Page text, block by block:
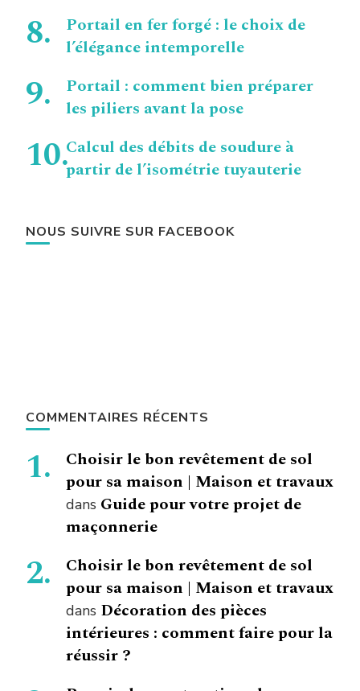
Portail en fer forgé : le choix de
l’élégance intemporelle
Portail : comment bien préparer
les piliers avant la pose
Calcul des débits de soudure à
partir de l’isométrie tuyauterie
NOUS SUIVRE SUR FACEBOOK
COMMENTAIRES RÉCENTS
Choisir le bon revêtement de sol
pour sa maison | Maison et travaux
dans Guide pour votre projet de
maçonnerie
Choisir le bon revêtement de sol
pour sa maison | Maison et travaux
dans Décoration des pièces
intérieures : comment faire pour la
réussir ?